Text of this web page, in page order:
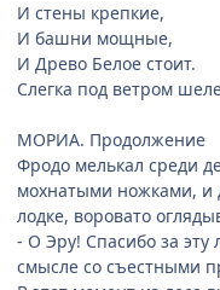
И стены крепкие,
И башни мощные,
И Древо Белое стоит.
Слегка под ветром
МОРИА. Продолжение
Фродо мелькал среди
мохнатыми ножками, и
лодке, воровато
- О Эру! Спасибо за эту
смысле со съестными